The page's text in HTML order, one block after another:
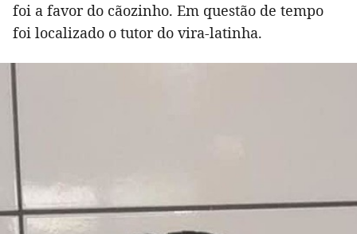
foi a favor do cãozinho. Em questão de tempo
foi localizado o tutor do vira-latinha.